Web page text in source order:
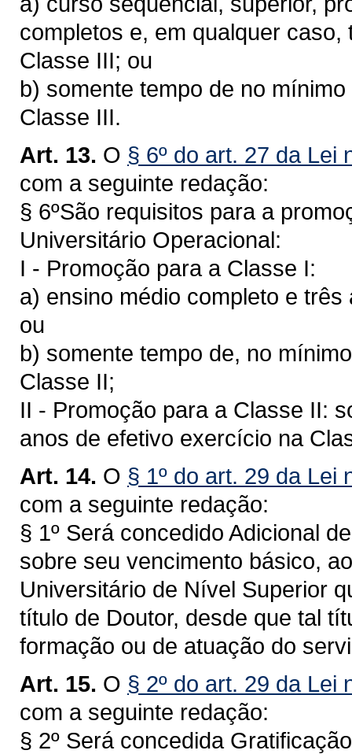
completos e, em qualquer
Classe III; ou
b) somente tempo de no
Classe III.
Art. 13. O § 6º do art. 27 da Lei
com a seguinte redação:
§ 6ºSão requisitos para a
Universitário Operacional:
I - Promoção para a Classe I:
a) ensino médio completo e
ou
b) somente tempo de, no
Classe II;
II - Promoção para a Classe II:
anos de efetivo exercício na
Art. 14. O § 1º do art. 29 da Lei
com a seguinte redação:
§ 1º Será concedido Adicional
sobre seu vencimento básico,
Universitário de Nível Superior
título de Doutor, desde que tal
formação ou de atuação do
Art. 15. O § 2º do art. 29 da Lei
com a seguinte redação:
§ 2º Será concedida